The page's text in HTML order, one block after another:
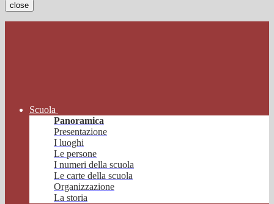
close
Scuola
Panoramica
Presentazione
I luoghi
Le persone
I numeri della scuola
Le carte della scuola
Organizzazione
La storia